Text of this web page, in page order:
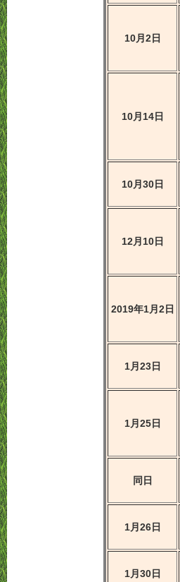
10月2日
10月14日
10月30日
12月10日
2019年1月2日
1月23日
1月25日
同日
1月26日
1月30日